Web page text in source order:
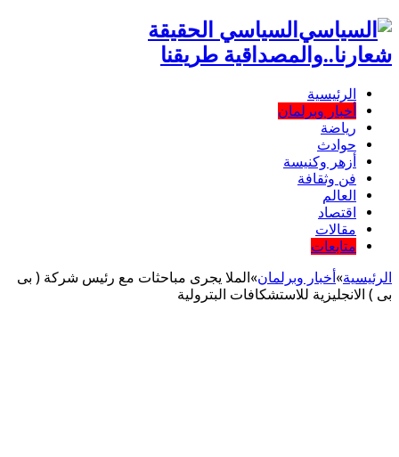
السياسي الحقيقة
شعارنا..والمصداقية طريقنا
الرئيسية
أخبار وبرلمان
رياضة
حوادث
أزهر وكنيسة
فن وثقافة
العالم
اقتصاد
مقالات
متابعات
الرئيسية»أخبار وبرلمان»الملا يجرى مباحثات مع رئيس شركة ( بى
بى ) الانجليزية للاستشكافات البترولية